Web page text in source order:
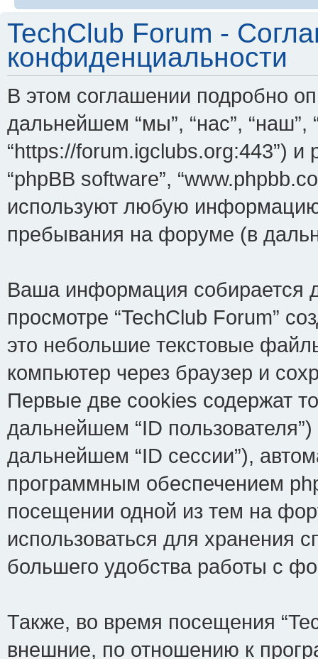
TechClub Forum -
конфиденциальности
В этом соглашении подробно
дальнейшем “мы”, “нас”, “наш”,
“https://forum.igclubs.org:443”) и
“phpBB software”,
используют любую
пребывания на форуме (в
Ваша информация собирается
просмотре “TechClub Forum”
это небольшие текстовые
компьютер через браузер и
Первые две cookies содержат
дальнейшем “ID
дальнейшем “ID сессии”),
программным обеспечением
посещении одной из тем на
использоваться для хранения
большего удобства работы с
Также, во время посещения
внешние, по отношению к